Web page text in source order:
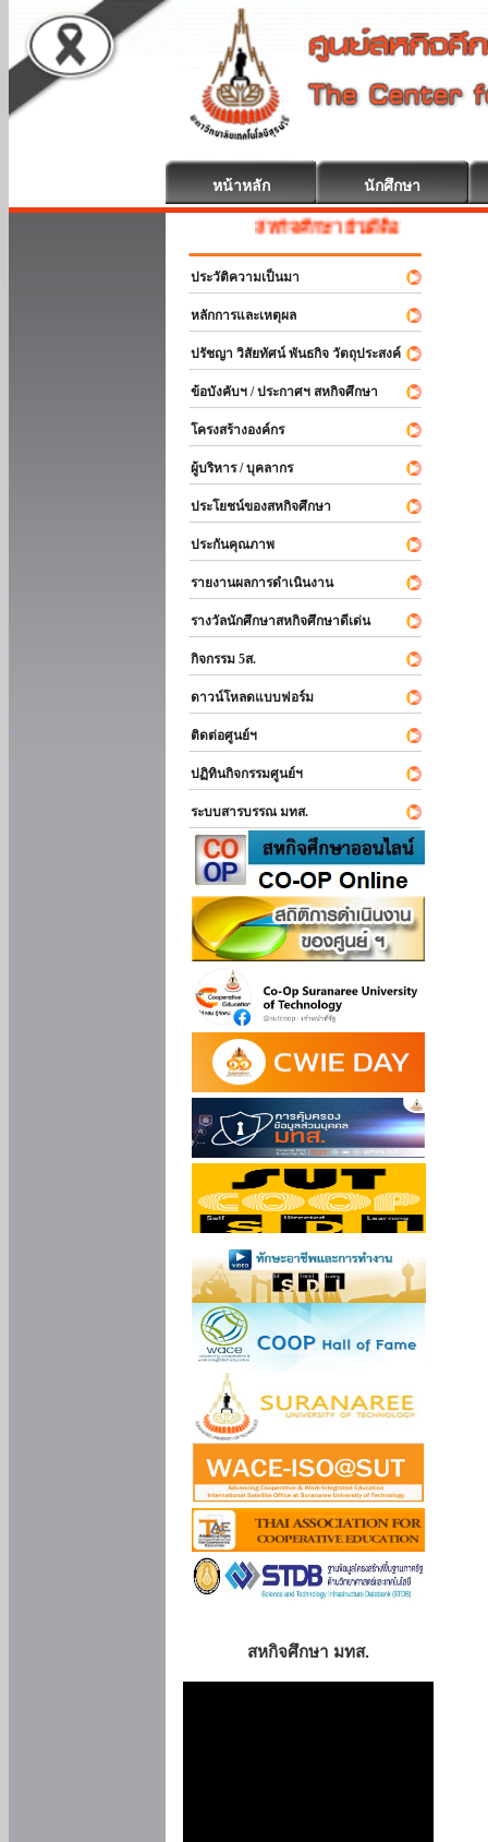
หน้าหลัก นักศึกษา
สหกิจศึกษา ยินดีต้อนรับ
ประวัติความเป็นมา
หลักการและเหตุผล
ปรัชญา วิสัยทัศน์ พันธกิจ วัตถุประสงค์
ข้อบังคับฯ / ประกาศฯ สหกิจศึกษา
โครงสร้างองค์กร
ผู้บริหาร / บุคลากร
ประโยชน์ของสหกิจศึกษา
ประกันคุณภาพ
รายงานผลการดำเนินงาน
รางวัลนักศึกษาสหกิจศึกษาดีเด่น
กิจกรรม 5ส.
ดาวน์โหลดแบบฟอร์ม
ติดต่อศูนย์ฯ
ปฏิทินกิจกรรมศูนย์ฯ
ระบบสารบรรณ มทส.
สหกิจศึกษา มทส.